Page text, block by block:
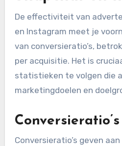
De effectiviteit van
en Instagram meet je
van conversieratio’s,
per acquisitie. Het is
statistieken te volgen die
marketingdoelen en
Conversieratio’s
Conversieratio’s geven